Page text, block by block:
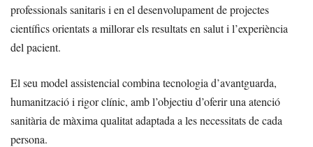
professionals sanitaris i en el desenvolupament de projectes
científics orientats a millorar els resultats en salut i l’experiència
del pacient.
El seu model assistencial combina tecnologia d’avantguarda,
humanització i rigor clínic, amb l’objectiu d’oferir una atenció
sanitària de màxima qualitat adaptada a les necessitats de cada
persona.